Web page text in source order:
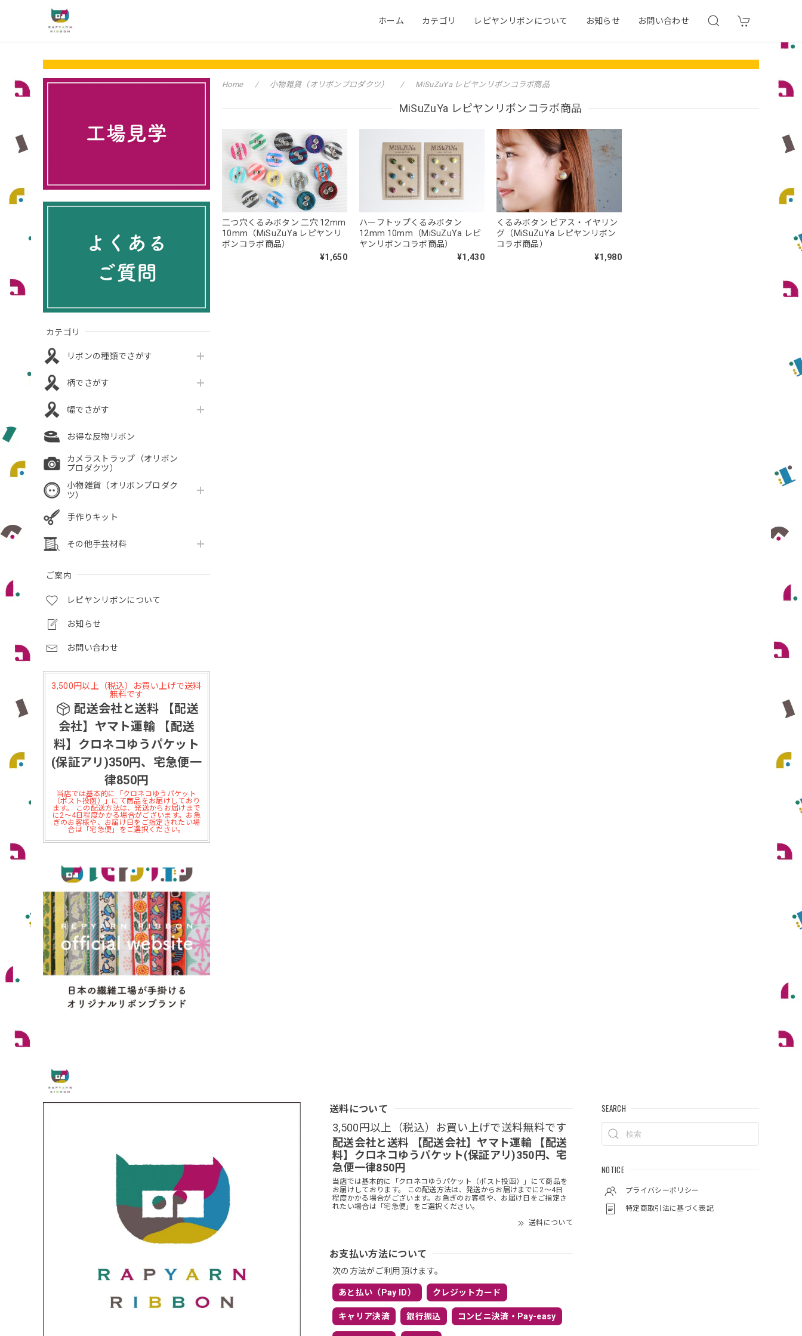
ホーム カテゴリ レピヤンリボンについて お知らせ お問い合わせ
カテゴリ
リボンの種類でさがす
柄でさがす
幅でさがす
お得な反物リボン
カメラストラップ（オリボン
プロダクツ）
小物雑貨（オリボンプロダク
ツ）
手作りキット
その他手芸材料
ご案内
レピヤンリボンについて
お知らせ
お問い合わせ
3,500円以上（税込）お買い上げで送料
無料です
配送会社と送料 【配送
会社】ヤマト運輸 【配送
料】クロネコゆうパケット
(保証アリ)350円、宅急便一
律850円
当店では基本的に「クロネコゆうパケット
（ポスト投函）」にて商品をお届けしており
ます。 この配送方法は、発送からお届けまで
に2～4日程度かかる場合がございます。お急
ぎのお客様や、お届け日をご指定されたい場
合は「宅急便」をご選択ください。
Home 小物雑貨（オリボンプロダクツ） MiSuZuYa レピヤンリボンコラボ商品
MiSuZuYa レピヤンリボンコラボ商品
二つ穴くるみボタン 二穴 12mm
10mm（MiSuZuYa レピヤンリ
ボンコラボ商品）
¥1,650
ハーフトップくるみボタン
12mm 10mm（MiSuZuYa レピ
ヤンリボンコラボ商品）
¥1,430
くるみボタン ピアス・イヤリン
グ（MiSuZuYa レピヤンリボン
コラボ商品）
¥1,980
送料について
3,500円以上（税込）お買い上げで送料無料です
配送会社と送料 【配送会社】ヤマト運輸 【配送
料】クロネコゆうパケット(保証アリ)350円、宅
急便一律850円
当店では基本的に「クロネコゆうパケット（ポスト投函）」にて商品を
お届けしております。 この配送方法は、発送からお届けまでに2～4日
程度かかる場合がございます。お急ぎのお客様や、お届け日をご指定さ
れたい場合は「宅急便」をご選択ください。
送料について
お支払い方法について
次の方法がご利用頂けます。
あと払い（Pay ID） クレジットカード
キャリア決済 銀行振込 コンビニ決済・Pay-easy
SEARCH
NOTICE
プライバシーポリシー
特定商取引法に基づく表記